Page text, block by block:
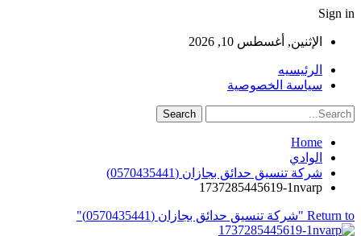
Sign in
الإثنين, أغسطس 10, 2026
الرئيسيه
سياسة الخصوصية
Home
الوادي
شركة تنسيق حدائق بجازان (0570435441)
1737285445619-1nvarp
Return to "شركة تنسيق حدائق بجازان (0570435441)"